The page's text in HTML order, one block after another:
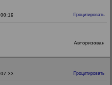
Процитировать
Авторизован
Процитировать